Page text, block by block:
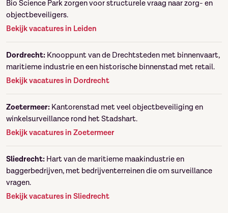
Bio Science Park zorgen voor structurele vraag naar zorg- en
objectbeveiligers.
Bekijk vacatures in Leiden
Dordrecht: Knooppunt van de Drechtsteden met binnenvaart,
maritieme industrie en een historische binnenstad met retail.
Bekijk vacatures in Dordrecht
Zoetermeer: Kantorenstad met veel objectbeveiliging en
winkelsurveillance rond het Stadshart.
Bekijk vacatures in Zoetermeer
Sliedrecht: Hart van de maritieme maakindustrie en
baggerbedrijven, met bedrijventerreinen die om surveillance
vragen.
Bekijk vacatures in Sliedrecht